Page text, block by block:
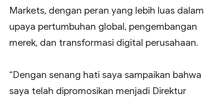
Markets, dengan peran yang lebih luas dalam
upaya pertumbuhan global, pengembangan
merek, dan transformasi digital perusahaan.
“Dengan senang hati saya sampaikan bahwa
saya telah dipromosikan menjadi Direktur